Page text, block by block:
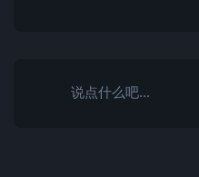
说点什么吧...